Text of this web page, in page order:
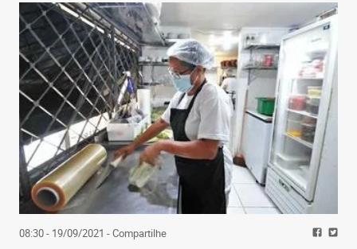
08:30 - 19/09/2021 - Compartilhe